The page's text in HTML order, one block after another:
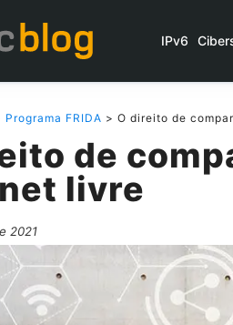
IPv6
Programa FRIDA > O direito de
de
livre
2021